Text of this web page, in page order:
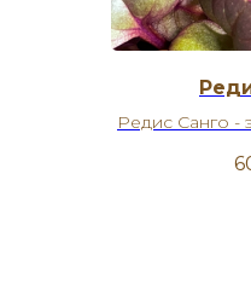
Редис Санго -